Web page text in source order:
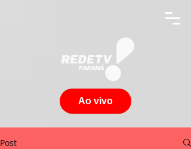
Ao vivo
Post